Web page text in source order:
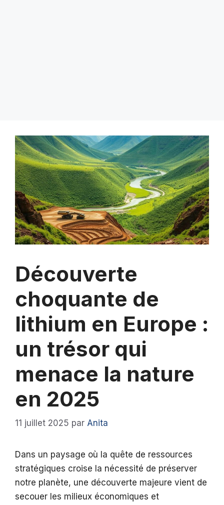
Découverte
choquante de
lithium en Europe :
un trésor qui
menace la nature
en 2025
11 juillet 2025 par Anita
Dans un paysage où la quête de ressources
stratégiques croise la nécessité de préserver
notre planète, une découverte majeure vient de
secouer les milieux économiques et